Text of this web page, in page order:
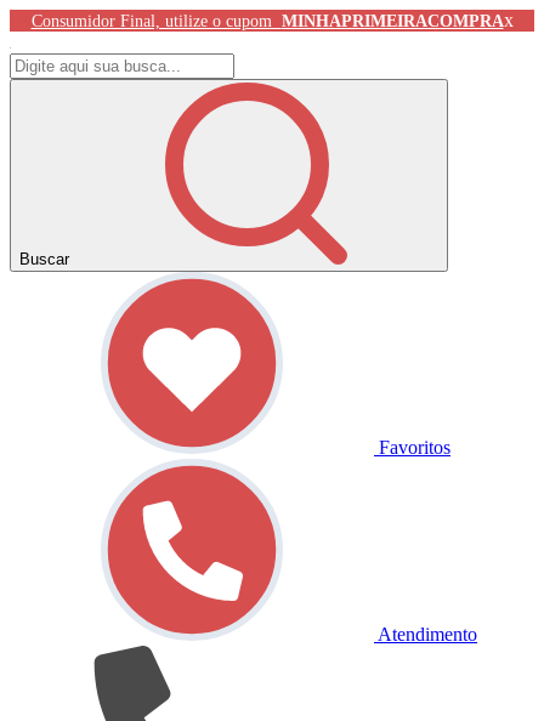
Consumidor Final, utilize o cupom MINHAPRIMEIRACOMPRAx
Buscar
Favoritos
Atendimento